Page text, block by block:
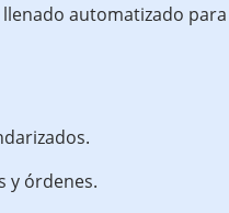
automatizado
y órdenes.